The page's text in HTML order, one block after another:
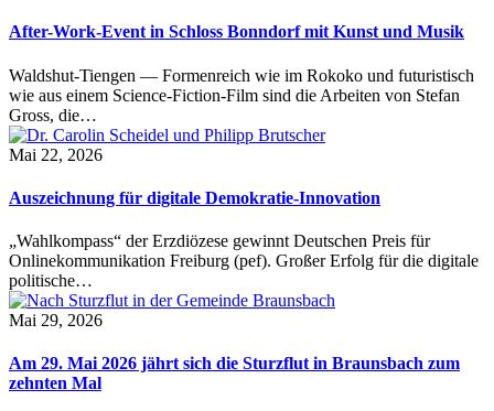
After-Work-Event in Schloss Bonndorf mit Kunst und Musik
Waldshut-Tiengen — Formenreich wie im Rokoko und futuristisch
wie aus einem Science-Fiction-Film sind die Arbeiten von Stefan
Gross, die…
Mai 22, 2026
Auszeichnung für digitale Demokratie-Innovation
„Wahlkompass“ der Erzdiözese gewinnt Deutschen Preis für
Onlinekommunikation Freiburg (pef). Großer Erfolg für die digitale
politische…
Mai 29, 2026
Am 29. Mai 2026 jährt sich die Sturzflut in Braunsbach zum
zehnten Mal